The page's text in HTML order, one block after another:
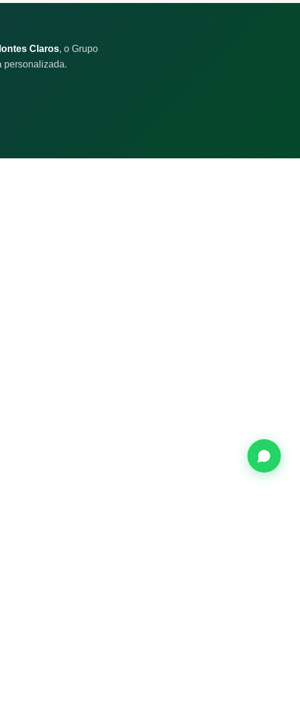
Claros, o Grupo
personalizada.